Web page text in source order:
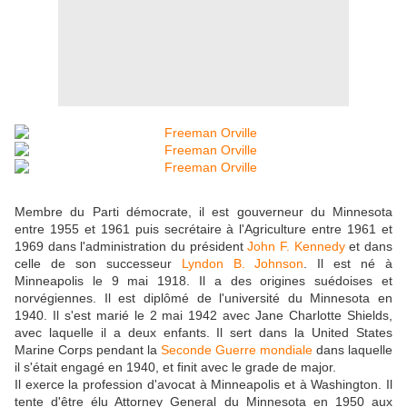
Membre du Parti démocrate, il est gouverneur du Minnesota
entre 1955 et 1961 puis secrétaire à l'Agriculture entre 1961 et
1969 dans l'administration du présidentJohn F. Kennedyet dans
celle de son successeur Lyndon B. Johnson . Il est né à
Minneapolis le 9 mai 1918. Il a des origines suédoises et
norvégiennes. Il est diplômé de l'université du Minnesota en
1940. Il s'est marié le 2 mai 1942 avec Jane Charlotte Shields,
avec laquelle il a deux enfants. Il sert dans la United States
Marine Corps pendant la Seconde Guerre mondiale dans laquelle
il s'était engagé en 1940, et finit avec le grade de major.
Il exerce la profession d'avocat à Minneapolis et à Washington. Il
tente d'être élu Attorney General du Minnesota en 1950 aux